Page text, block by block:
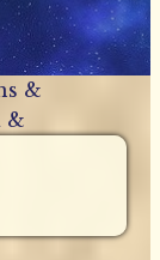
&
&